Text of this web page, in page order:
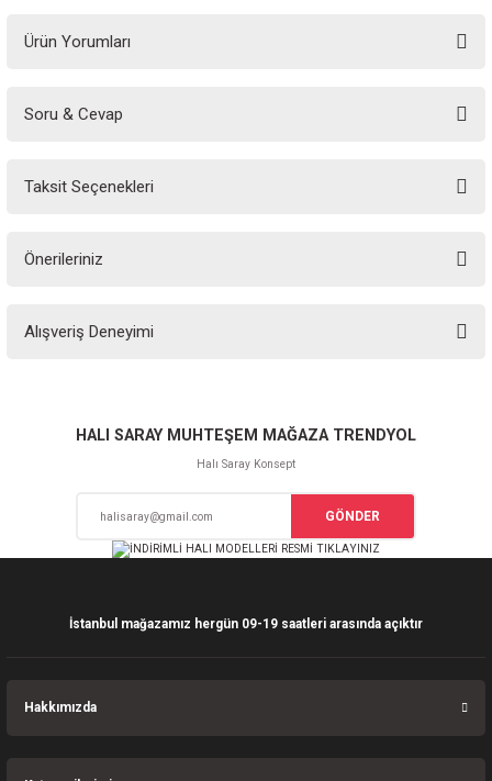
Ürün Yorumları
Soru & Cevap
Taksit Seçenekleri
Önerileriniz
yetersiz gördüğünüz noktaları öneri formunu kullanarak tarafımıza
Ürün resmi kalitesiz, bozuk veya görüntülenemiyor.
Ürün açıklamasında eksik bilgiler bulunuyor.
Bu ürüne benzer farklı alternatifler olmalı.
Alışveriş Deneyimi
Sitemize ilk yorumu siz yapın!
HALI SARAY MUHTEŞEM MAĞAZA TRENDYOL
Halı Saray Konsept
GÖNDER
İstanbul mağazamız hergün 09-19 saatleri arasında açıktır
Hakkımızda